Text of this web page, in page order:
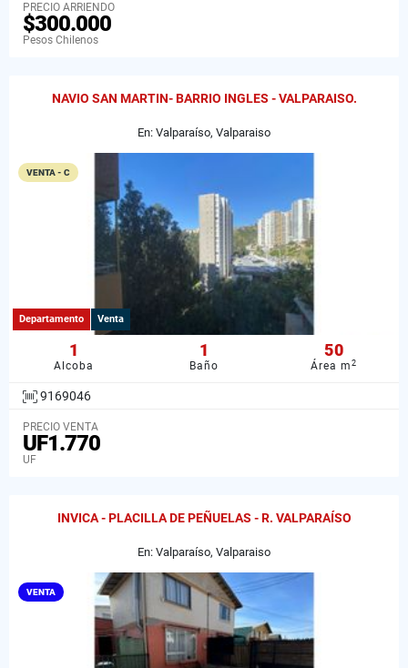
PRECIO ARRIENDO
$300.000
Pesos Chilenos
NAVIO SAN MARTIN- BARRIO INGLES - VALPARAISO.
En: Valparaíso, Valparaiso
VENTA - C
Departamento Venta
1
Alcoba
1
Baño
50
Área m2
9169046
PRECIO VENTA
UF1.770
UF
INVICA - PLACILLA DE PEÑUELAS - R. VALPARAÍSO
En: Valparaíso, Valparaiso
VENTA